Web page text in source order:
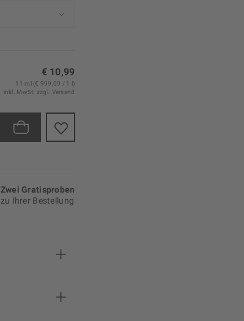
€ 10,99
11 ml (€ 999,09 / 1 l)
inkl. MwSt. zzgl. Versand
Zwei Gratisproben
zu Ihrer Bestellung